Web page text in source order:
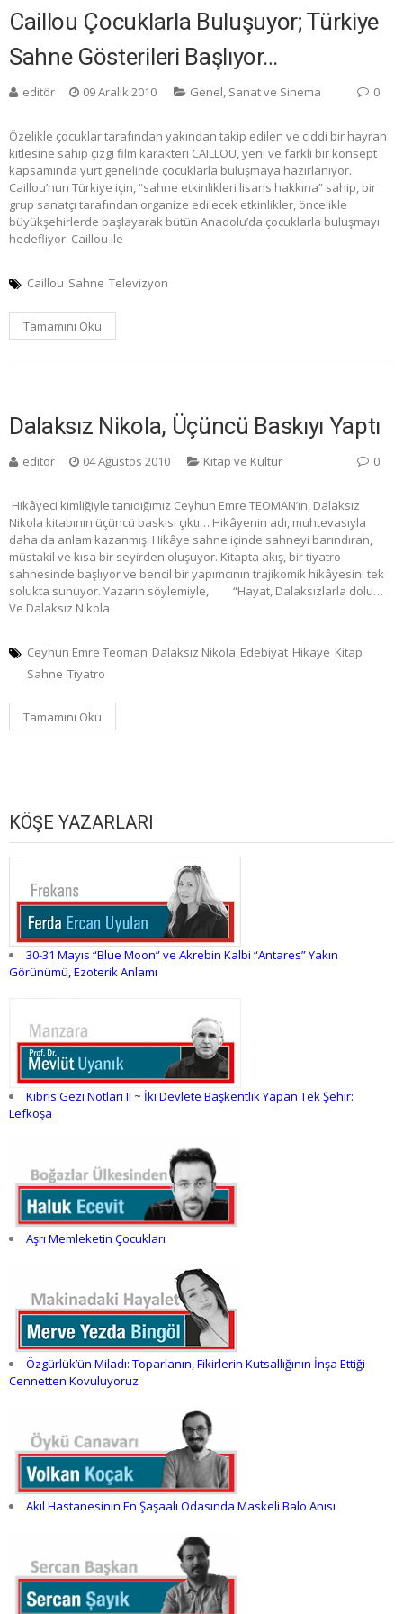
Caillou Çocuklarla Buluşuyor; Türkiye
Sahne Gösterileri Başlıyor…
editör 09 Aralık 2010 Genel, Sanat ve Sinema 0
Özelikle çocuklar tarafından yakından takip edilen ve ciddi bir hayran
kitlesine sahip çizgi film karakteri CAILLOU, yeni ve farklı bir konsept
kapsamında yurt genelinde çocuklarla buluşmaya hazırlanıyor.
Caillou’nun Türkiye için, “sahne etkinlikleri lisans hakkına” sahip, bir
grup sanatçı tarafından organize edilecek etkinlikler, öncelikle
büyükşehirlerde başlayarak bütün Anadolu’da çocuklarla buluşmayı
hedefliyor. Caillou ile
Caillou Sahne Televizyon
Tamamını Oku
Dalaksız Nikola, Üçüncü Baskıyı Yaptı
editör 04 Ağustos 2010 Kitap ve Kültür 0
Hikâyeci kimliğiyle tanıdığımız Ceyhun Emre TEOMAN’ın, Dalaksız
Nikola kitabının üçüncü baskısı çıktı… Hikâyenin adı, muhtevasıyla
daha da anlam kazanmış. Hikâye sahne içinde sahneyi barındıran,
müstakil ve kısa bir seyirden oluşuyor. Kitapta akış, bir tiyatro
sahnesinde başlıyor ve bencil bir yapımcının trajikomik hikâyesini tek
solukta sunuyor. Yazarın söylemiyle, “Hayat, Dalaksızlarla dolu…
Ve Dalaksız Nikola
Ceyhun Emre Teoman Dalaksız Nikola Edebiyat Hikaye Kitap
Sahne Tiyatro
Tamamını Oku
KÖŞE YAZARLARI
30-31 Mayıs “Blue Moon” ve Akrebin Kalbi “Antares” Yakın
Görünümü, Ezoterik Anlamı
Kıbrıs Gezi Notları II ~ İki Devlete Başkentlik Yapan Tek Şehir:
Lefkoşa
Aşrı Memleketin Çocukları
Özgürlük’ün Miladı: Toparlanın, Fikirlerin Kutsallığının İnşa Ettiği
Cennetten Kovuluyoruz
Akıl Hastanesinin En Şaşaalı Odasında Maskeli Balo Anısı